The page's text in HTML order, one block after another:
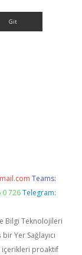
Teams:
0 726 Telegram:
Bilgi Teknolojileri
Yer Sağlayıcı
içerikleri proaktif